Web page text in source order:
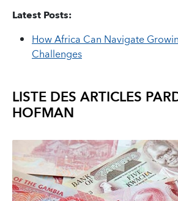
Latest Posts:
How Africa Can Navigate
Challenges
LISTE DES ARTICLES PAR
HOFMAN